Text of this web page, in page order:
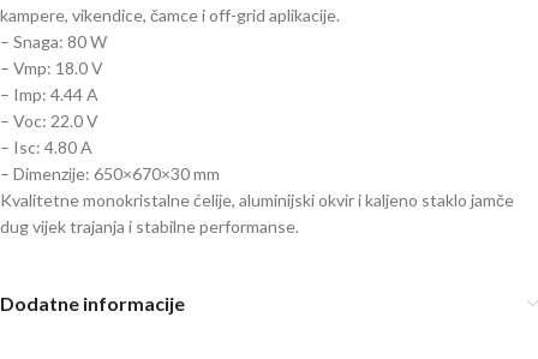
kampere, vikendice, čamce i off-grid aplikacije.
– Snaga: 80 W
– Vmp: 18.0 V
– Imp: 4.44 A
– Voc: 22.0 V
– Isc: 4.80 A
– Dimenzije: 650×670×30 mm
Kvalitetne monokristalne ćelije, aluminijski okvir i kaljeno staklo jamče
dug vijek trajanja i stabilne performanse.
Dodatne informacije